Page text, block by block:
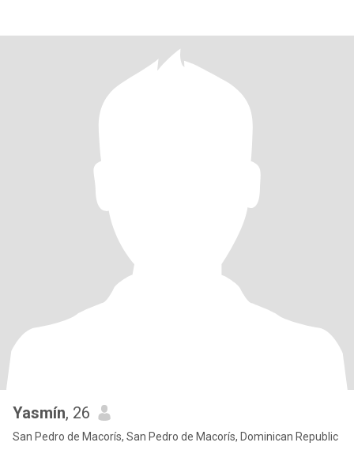
Yasmín, 26
San Pedro de Macorís, San Pedro de Macorís, Dominican Republic